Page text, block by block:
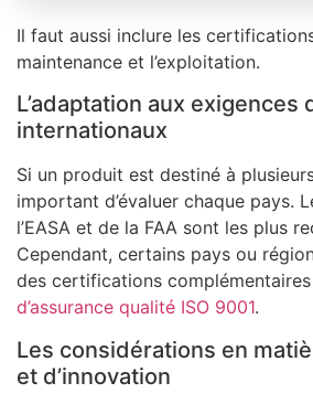
Il faut aussi inclure les
maintenance et l’exploitation.
L’adaptation aux exigences
internationaux
Si un produit est destiné à
important d’évaluer chaque pays.
l’EASA et de la FAA sont les plus
Cependant, certains pays ou
des certifications
d’assurance qualité ISO 9001.
Les considérations en
et d’innovation